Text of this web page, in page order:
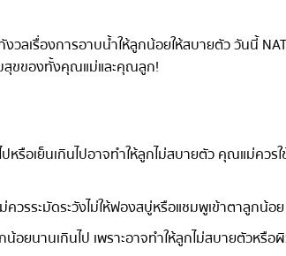
ลเรื่องการอาบน้ำให้ลูกน้อยให้สบายตัว วันนี้
สุขของทั้งคุณแม่และคุณลูก!
ปหรือเย็นเกินไปอาจทำให้ลูกไม่สบายตัว คุณแม่ค
รระมัดระวังไม่ให้ฟองสบู่หรือแชมพูเข้าตาลูกน้อย
อยนานเกินไป เพราะอาจทำให้ลูกไม่สบายตัวหรือ